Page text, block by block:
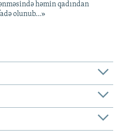
həmin qadından
olunub...»